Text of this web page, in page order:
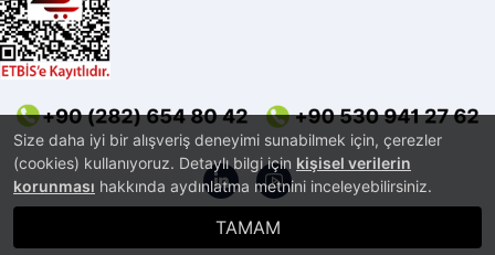
Size daha iyi bir alışveriş deneyimi sunabilmek için, çerezler
(cookies) kullanıyoruz. Detaylı bilgi için kişisel verilerin
korunması hakkında aydınlatma metnini inceleyebilirsiniz.
TAMAM
E-Ticaret Sistemi